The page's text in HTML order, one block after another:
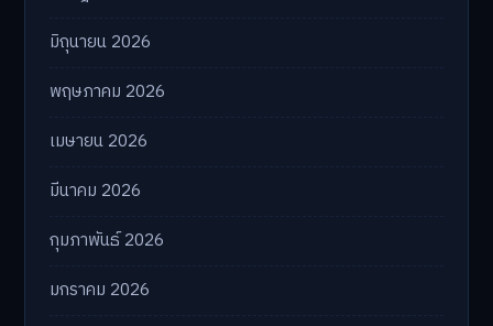
มิถุนายน 2026
พฤษภาคม 2026
เมษายน 2026
มีนาคม 2026
กุมภาพันธ์ 2026
มกราคม 2026